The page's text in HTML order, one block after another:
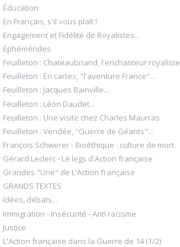
Éducation
En Français, s'il vous plaît !
Engagement et Fidélité de Royalistes...
Éphémérides
Feuilleton : Chateaubriand, l'enchanteur royaliste
Feuilleton : En cartes, "l'aventure France"...
Feuilleton : Jacques Bainville...
Feuilleton : Léon Daudet...
Feuilleton : Une visite chez Charles Maurras
Feuilleton : Vendée, "Guerre de Géants"...
François Schwerer - Bioéthique : culture de mort
Gérard Leclerc - Le legs d'Action française
Grandes "Une" de L'Action française
GRANDS TEXTES
Idées, débats...
Immigration - Insécurité - Anti racisme
Justice
L'Action française dans la Guerre de 14 (1/2)